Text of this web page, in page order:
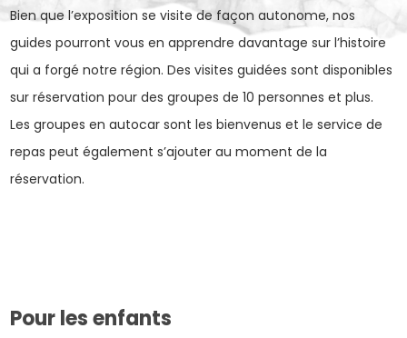
Bien que l’exposition se visite de façon autonome, nos
guides pourront vous en apprendre davantage sur l’histoire
qui a forgé notre région. Des visites guidées sont disponibles
sur réservation pour des groupes de 10 personnes et plus.
Les groupes en autocar sont les bienvenus et le service de
repas peut également s’ajouter au moment de la
réservation.
Pour les enfants